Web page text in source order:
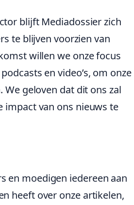
blijft Mediadossier zich
te blijven voorzien van
willen we onze focus
en video’s, om onze
geloven dat dit ons zal
impact van ons nieuws te
en moedigen iedereen aan
heeft over onze artikelen,